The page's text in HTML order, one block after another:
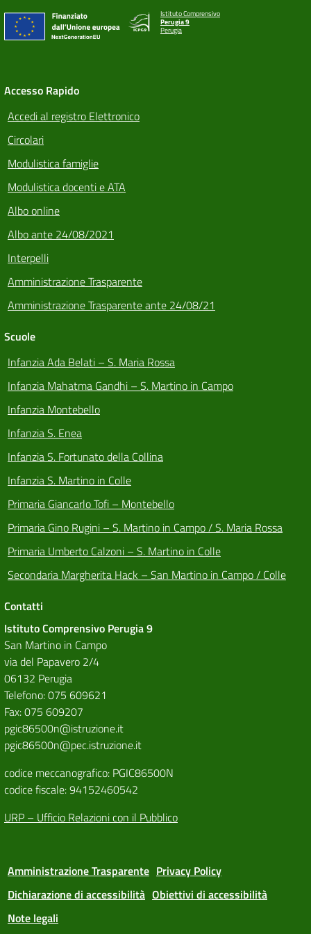
Istituto Comprensivo
Perugia 9
Perugia
Accesso Rapido
Accedi al registro Elettronico
Circolari
Modulistica famiglie
Modulistica docenti e ATA
Albo online
Albo ante 24/08/2021
Interpelli
Amministrazione Trasparente
Amministrazione Trasparente ante 24/08/21
Scuole
Infanzia Ada Belati – S. Maria Rossa
Infanzia Mahatma Gandhi – S. Martino in Campo
Infanzia Montebello
Infanzia S. Enea
Infanzia S. Fortunato della Collina
Infanzia S. Martino in Colle
Primaria Giancarlo Tofi – Montebello
Primaria Gino Rugini – S. Martino in Campo / S. Maria Rossa
Primaria Umberto Calzoni – S. Martino in Colle
Secondaria Margherita Hack – San Martino in Campo / Colle
Contatti
Istituto Comprensivo Perugia 9
San Martino in Campo
via del Papavero 2/4
06132 Perugia
Telefono: 075 609621
Fax: 075 609207
pgic86500n@istruzione.it
pgic86500n@pec.istruzione.it
codice meccanografico: PGIC86500N
codice fiscale: 94152460542
URP – Ufficio Relazioni con il Pubblico
Amministrazione Trasparente Privacy Policy
Dichiarazione di accessibilità Obiettivi di accessibilità
Note legali